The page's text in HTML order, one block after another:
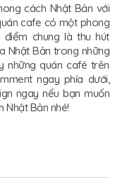
cách Nhật Bản với
cafe có một phong
chung là thu hút
Nhật Bản trong những
những quán café trên
ngay phía dưới,
ngay nếu bạn muốn
Nhật Bản nhé!